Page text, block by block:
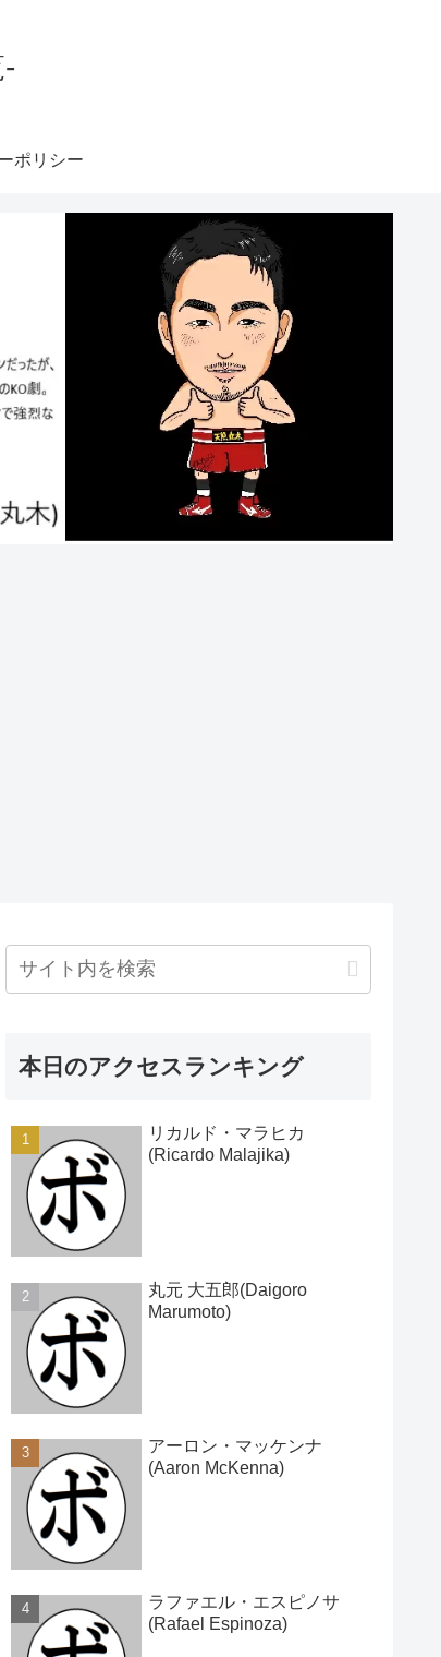
ポリシー
本日のアクセスランキング
リカルド・マラヒカ
(Ricardo Malajika)
丸元 大五郎(Daigoro
Marumoto)
アーロン・マッケンナ
(Aaron McKenna)
ラファエル・エスピノサ
(Rafael Espinoza)